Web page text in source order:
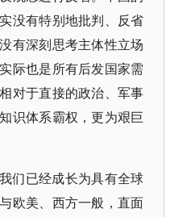
没有特别地批判、反省
有深刻思考主体性立场
际也是所有后发国家需
对于直接的政治、军事
识体系霸权，更为艰巨
们已经成长为具有全球
欧美、西方一般，直面